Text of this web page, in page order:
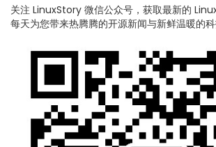
关注 LinuxStory 微信公众号，获取最新的
每天为您带来热腾腾的开源新闻与新鲜温暖的科